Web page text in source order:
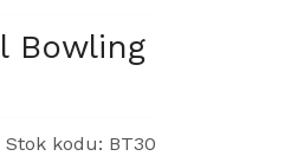
Bowling
Stok kodu: BT30